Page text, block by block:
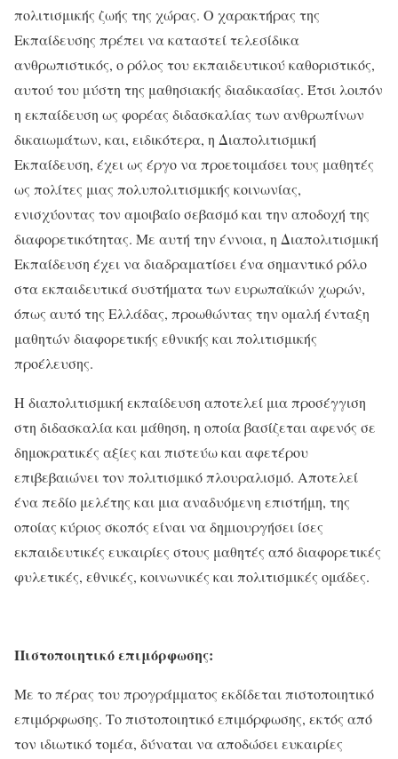
πολιτισμικής ζωής της χώρας. Ο χαρακτήρας της
Εκπαίδευσης πρέπει να καταστεί τελεσίδικα
ανθρωπιστικός, ο ρόλος του εκπαιδευτικού καθοριστικός,
αυτού του μύστη της μαθησιακής διαδικασίας. Έτσι λοιπόν
η εκπαίδευση ως φορέας διδασκαλίας των ανθρωπίνων
δικαιωμάτων, και, ειδικότερα, η Διαπολιτισμική
Εκπαίδευση, έχει ως έργο να προετοιμάσει τους μαθητές
ως πολίτες μιας πολυπολιτισμικής κοινωνίας,
ενισχύοντας τον αμοιβαίο σεβασμό και την αποδοχή της
διαφορετικότητας. Με αυτή την έννοια, η Διαπολιτισμική
Εκπαίδευση έχει να διαδραματίσει ένα σημαντικό ρόλο
στα εκπαιδευτικά συστήματα των ευρωπαϊκών χωρών,
όπως αυτό της Ελλάδας, προωθώντας την ομαλή ένταξη
μαθητών διαφορετικής εθνικής και πολιτισμικής
προέλευσης.
Η διαπολιτισμική εκπαίδευση αποτελεί μια προσέγγιση
στη διδασκαλία και μάθηση, η οποία βασίζεται αφενός σε
δημοκρατικές αξίες και πιστεύω και αφετέρου
επιβεβαιώνει τον πολιτισμικό πλουραλισμό. Αποτελεί
ένα πεδίο μελέτης και μια αναδυόμενη επιστήμη, της
οποίας κύριος σκοπός είναι να δημιουργήσει ίσες
εκπαιδευτικές ευκαιρίες στους μαθητές από διαφορετικές
φυλετικές, εθνικές, κοινωνικές και πολιτισμικές ομάδες.
Πιστοποιητικό επιμόρφωσης:
Με το πέρας του προγράμματος εκδίδεται πιστοποιητικό
επιμόρφωσης. Το πιστοποιητικό επιμόρφωσης, εκτός από
τον ιδιωτικό τομέα, δύναται να αποδώσει ευκαιρίες